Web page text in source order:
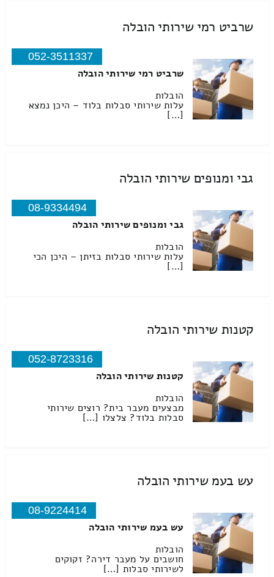
שרביט רמי שירותי הובלה
052-3511337
שרביט רמי שירותי הובלה
הובלות
עלות שירותי סבלות בלוד – היכן נמצא
[…]
גבי ומנופים שירותי הובלה
08-9334494
גבי ומנופים שירותי הובלה
הובלות
עלות שירותי סבלות בזיתן – היכן הכי
[…]
קטנות שירותי הובלה
052-8723316
קטנות שירותי הובלה
הובלות
מבצעים מעבר בית? רוצים שירותי
סבלות בלוד? צלצלו […]
עש בעמ שירותי הובלה
08-9224414
עש בעמ שירותי הובלה
הובלות
חושבים על מעבר דירה? זקוקים
לשירותי סבלות […]